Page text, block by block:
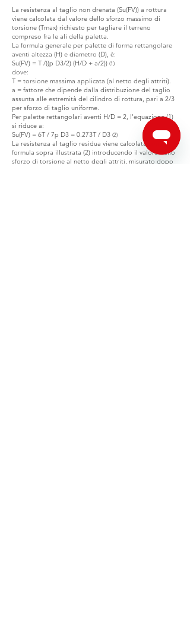
La resistenza al taglio non drenata (Su(FV)) a rottura
viene calcolata dal valore dello sforzo massimo di
torsione (Tmax) richiesto per tagliare il terreno
compreso fra le ali della paletta.
La formula generale per palette di forma rettangolare
aventi altezza (H) e diametro (D), è:
Su(FV) = T /((p D3/2) (H/D + a/2)) (1)
dove:
T = torsione massima applicata (al netto degli attriti).
a = fattore che dipende dalla distribuzione del taglio
assunta alle estremità del cilindro di rottura, pari a 2/3
per sforzo di taglio uniforme.
Per palette rettangolari aventi H/D = 2, l’equazione (1)
si riduce a:
Su(FV) = 6T / 7p D3 = 0.273T / D3 (2)
La resistenza al taglio residua viene calcolata con la
formula sopra illustrata (2) introducendo il valore dello
sforzo di torsione al netto degli attriti, misurato dopo